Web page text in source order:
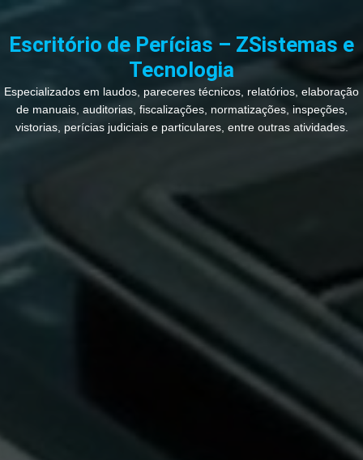
Escritório de Perícias – ZSistemas e
Tecnologia
Especializados em laudos, pareceres técnicos, relatórios, elaboração
de manuais, auditorias, fiscalizações, normatizações, inspeções,
vistorias, perícias judiciais e particulares, entre outras atividades.